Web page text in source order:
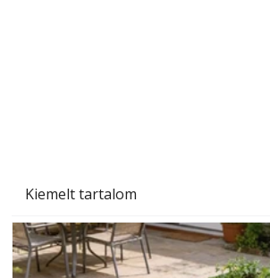
Kiemelt tartalom